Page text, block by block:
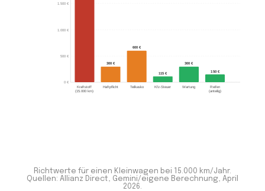
0 €
500 €
1.000 €
1.500 €
Kraftstoff
(15.000 km)
300 €
Haftpflicht
600 €
Teilkasko
115 €
Kfz-Steuer
300 €
Wartung
150 €
Reifen
(anteilig)
Richtwerte für einen Kleinwagen bei 15.000 km/Jahr.
Quellen: Allianz Direct, Gemini/eigene Berechnung, April
2026.